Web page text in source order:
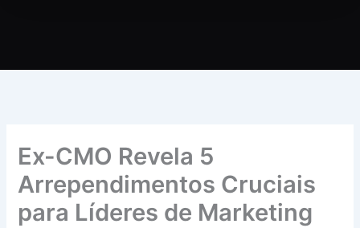
Ex-CMO Revela 5
Arrependimentos Cruciais
para Líderes de Marketing